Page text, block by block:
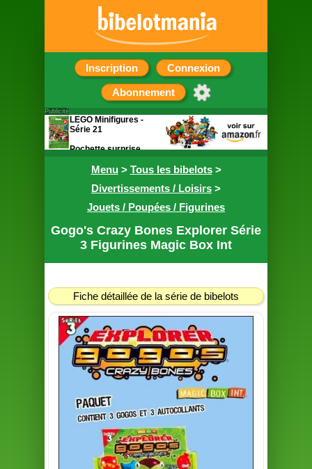
Inscription Connexion
Abonnement
Menu> Tous les bibelots>
Divertissements / Loisirs >
Jouets / Poupées / Figurines
Gogo's Crazy Bones Explorer Série
3 Figurines Magic Box Int
Fiche détaillée de la série de bibelots
Publicité
LEGO Minifigures -
Série 21
Pochette surprise